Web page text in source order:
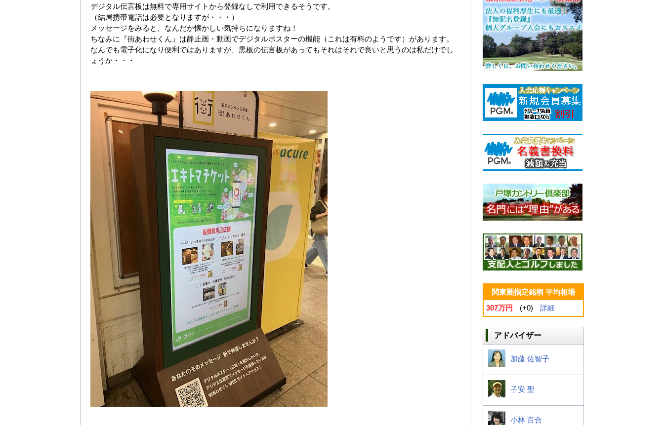
デジタル伝言板は無料で専用サイトから登録なしで利用できるそうです。
（結局携帯電話は必要となりますが・・・）
メッセージをみると、なんだか懐かしい気持ちになりますね！
ちなみに『街あわせくん』は静止画・動画でデジタルポスターの機能（これは有料のようです）があります。
なんでも電子化になり便利ではありますが、黒板の伝言板があってもそれはそれで良いと思うのは私だけでし
ょうか・・・
関東圏指定銘柄 平均相場
307万円
(+0) 詳細
アドバイザー
加藤 佐智子
子安 聖
小林 百合